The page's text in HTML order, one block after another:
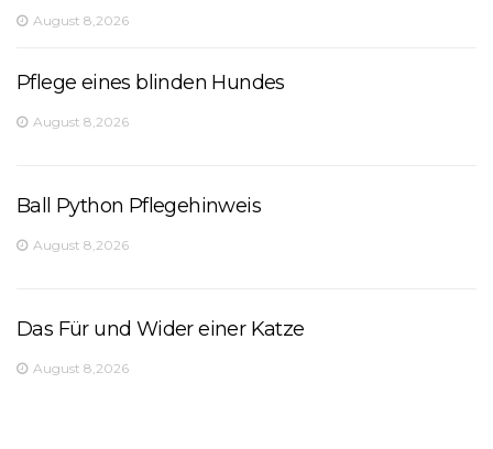
August 8,2026
Pflege eines blinden Hundes
August 8,2026
Ball Python Pflegehinweis
August 8,2026
Das Für und Wider einer Katze
August 8,2026